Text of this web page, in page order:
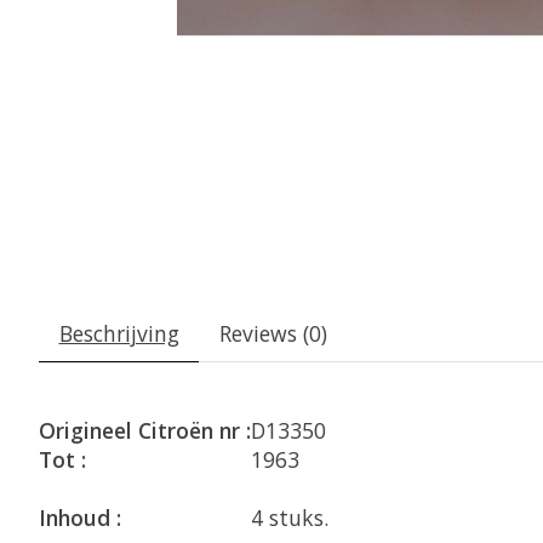
Beschrijving Reviews (0)
Origineel Citroën nr :D13350
Tot :
1963
Inhoud :
4 stuks.